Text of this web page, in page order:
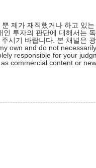
제가 재직했거나 하고 있
투자의 판단에 대해서는
시기 바랍니다. 본 채널은
own and do not
responsible for your
commercial content or